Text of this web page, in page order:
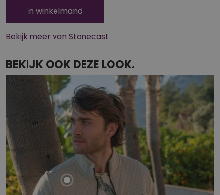
in winkelmand
Bekijk meer van Stonecast
BEKIJK OOK DEZE LOOK.